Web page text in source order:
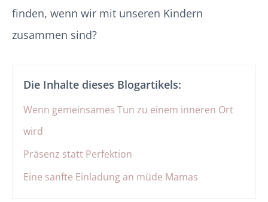
finden, wenn wir mit unseren Kindern
zusammen sind?
Die Inhalte dieses Blogartikels:
Wenn gemeinsames Tun zu einem inneren Ort
wird
Präsenz statt Perfektion
Eine sanfte Einladung an müde Mamas